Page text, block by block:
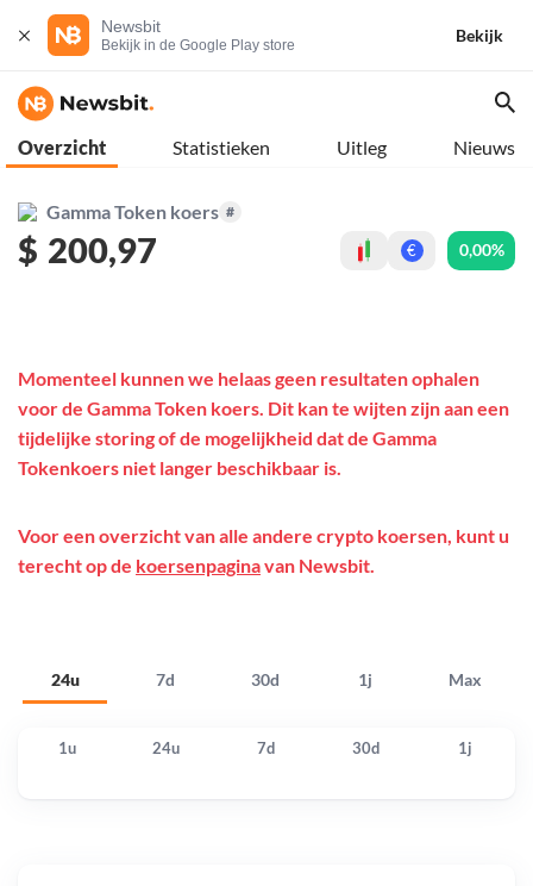
Newsbit
Bekijk in de Google Play store
Bekijk
Overzicht Statistieken Uitleg Nieuws
Gamma Token koers #
$ 200,97 € 0,00%
24u 7d 30d 1j Max
Momenteel kunnen we helaas geen resultaten ophalen
voor de Gamma Token koers. Dit kan te wijten zijn aan een
tijdelijke storing of de mogelijkheid dat de Gamma
Tokenkoers niet langer beschikbaar is.
Voor een overzicht van alle andere crypto koersen, kunt u
terecht op de koersenpaginavan Newsbit.
1u 24u 7d 30d 1j